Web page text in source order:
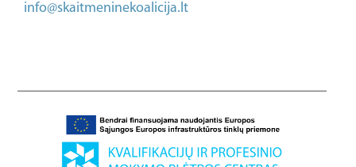
info@skaitmeninekoalicija.lt